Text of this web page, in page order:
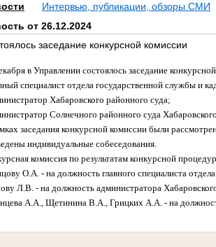
Интервью, публикации, обзоры СМИ
от 26.12.2024
заседание конкурсной комиссии
в Управлении состоялось заседание
специалист отдела государственной службы и
Хабаровского районного суда;
Солнечного районного суда
заседания конкурсной комиссии были
индивидуальные собеседования.
комиссия по результатам конкурсной
О.А. - на должность главного специалиста
Л.В. - на должность администратора
А.А., Щетинина В.А., Грицких А.А. - на